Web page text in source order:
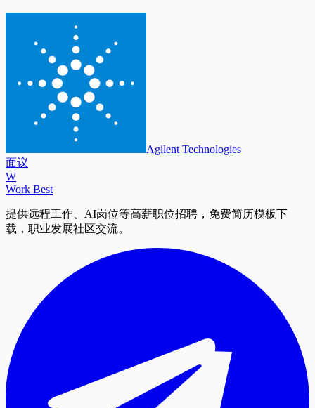
Agilent Technologies
面议
W
Work Best
提供远程工作、AI岗位等高薪职位招聘，免费简历模板下
载，职业发展社区交流。